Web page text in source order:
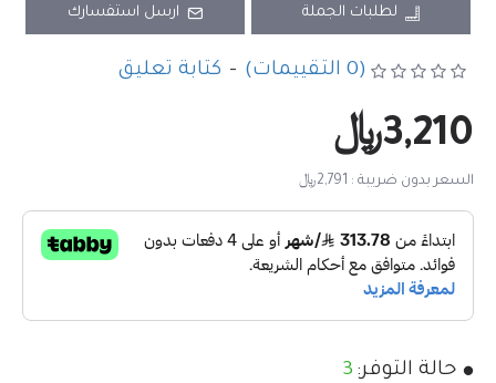
لطلبات الجملة ارسل استفسارك
حالة التوفر: 3
(0 التقييمات) - كتابة تعليق
3,210﷼
السعر بدون ضريبة : 2,791﷼